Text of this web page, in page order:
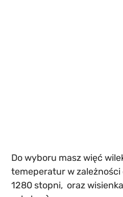
Do wyboru masz więć
temeperatur w
1280 stopni,  oraz